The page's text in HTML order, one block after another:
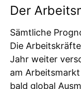
Der
Sämtliche
Die
Jahr weiter
am
bald global